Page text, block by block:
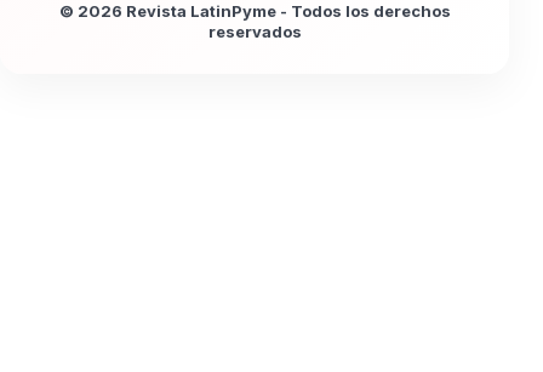
© 2026 Revista LatinPyme - Todos los derechos
reservados